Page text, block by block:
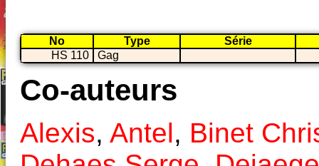
No Type
Série
HS 110
Gag
Co-auteurs
Alexis, Antel, Binet